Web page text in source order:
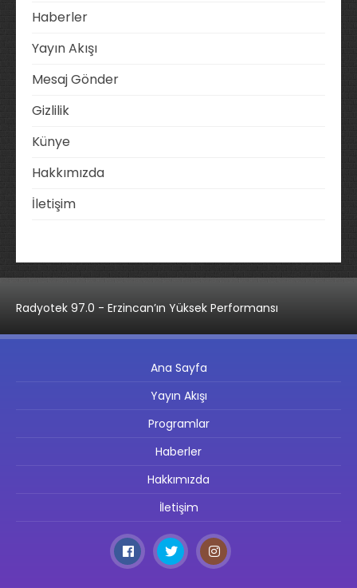
Haberler
Yayın Akışı
Mesaj Gönder
Gizlilik
Künye
Hakkımızda
İletişim
Radyotek 97.0 - Erzincan’ın Yüksek Performansı
Ana Sayfa
Yayın Akışı
Programlar
Haberler
Hakkımızda
İletişim